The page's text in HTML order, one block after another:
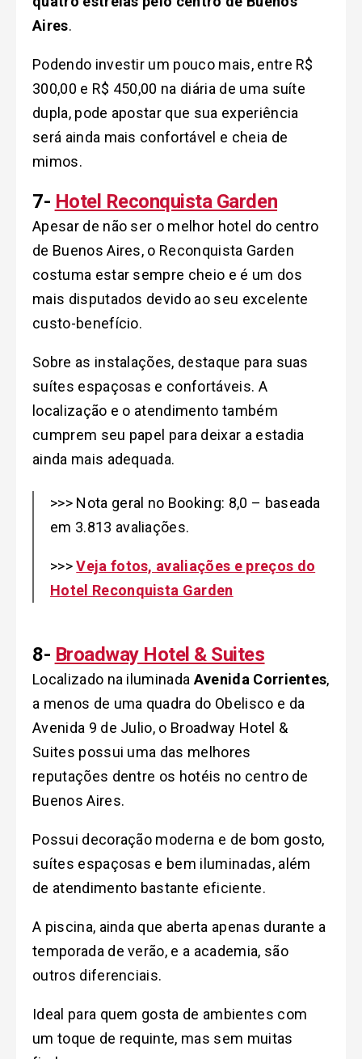
Aires.
Podendo investir um pouco mais, entre R$
300,00 e R$ 450,00 na diária de uma suíte
dupla, pode apostar que sua experiência
será ainda mais confortável e cheia de
mimos.
7- Hotel Reconquista Garden
Apesar de não ser o melhor hotel do centro
de Buenos Aires, o Reconquista Garden
costuma estar sempre cheio e é um dos
mais disputados devido ao seu excelente
custo-benefício.
Sobre as instalações, destaque para suas
suítes espaçosas e confortáveis. A
localização e o atendimento também
cumprem seu papel para deixar a estadia
ainda mais adequada.
>>> Nota geral no Booking: 8,0 – baseada
em 3.813 avaliações.
>>>Veja fotos, avaliações e preços do
Hotel Reconquista Garden
8- Broadway Hotel & Suites
Localizado na iluminada Avenida Corrientes,
a menos de uma quadra do Obelisco e da
Avenida 9 de Julio, o Broadway Hotel &
Suites possui uma das melhores
reputações dentre os hotéis no centro de
Buenos Aires.
Possui decoração moderna e de bom gosto,
suítes espaçosas e bem iluminadas, além
de atendimento bastante eficiente.
A piscina, ainda que aberta apenas durante a
temporada de verão, e a academia, são
outros diferenciais.
Ideal para quem gosta de ambientes com
um toque de requinte, mas sem muitas